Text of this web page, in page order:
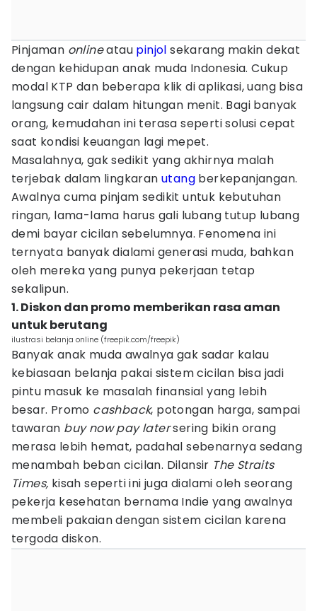
Pinjaman onlineatau pinjol sekarang makin dekat
dengan kehidupan anak muda Indonesia. Cukup
modal KTP dan beberapa klik di aplikasi, uang bisa
langsung cair dalam hitungan menit. Bagi banyak
orang, kemudahan ini terasa seperti solusi cepat
saat kondisi keuangan lagi mepet.
Masalahnya, gak sedikit yang akhirnya malah
terjebak dalam lingkaran utang berkepanjangan.
Awalnya cuma pinjam sedikit untuk kebutuhan
ringan, lama-lama harus gali lubang tutup lubang
demi bayar cicilan sebelumnya. Fenomena ini
ternyata banyak dialami generasi muda, bahkan
oleh mereka yang punya pekerjaan tetap
sekalipun.
1. Diskon dan promo memberikan rasa aman
untuk berutang
ilustrasi belanja online (freepik.com/freepik)
Banyak anak muda awalnya gak sadar kalau
kebiasaan belanja pakai sistem cicilan bisa jadi
pintu masuk ke masalah finansial yang lebih
besar. Promo cashback, potongan harga, sampai
tawaran buy now pay latersering bikin orang
merasa lebih hemat, padahal sebenarnya sedang
menambah beban cicilan. Dilansir The Straits
Times, kisah seperti ini juga dialami oleh seorang
pekerja kesehatan bernama Indie yang awalnya
membeli pakaian dengan sistem cicilan karena
tergoda diskon.